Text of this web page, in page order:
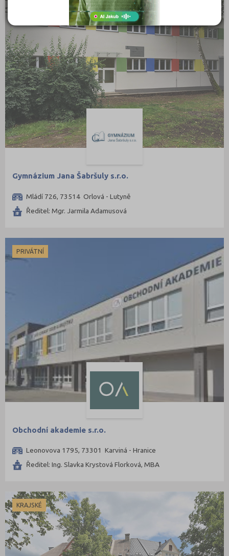
Gymnázium Jana Šabršuly s.r.o.
Mládí 726, 73514 Orlová - Lutyně
Ředitel: Mgr. Jarmila Adamusová
PRIVÁTNÍ
Obchodní akademie s.r.o.
Leonovova 1795, 73301 Karviná - Hranice
Ředitel: Ing. Slavka Krystová Florková, MBA
KRAJSKÉ